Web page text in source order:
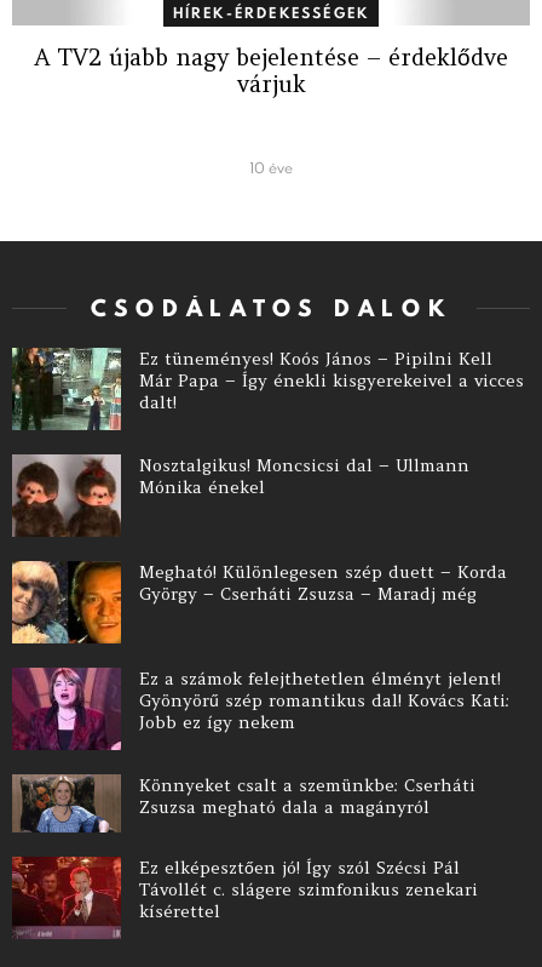
HÍREK-ÉRDEKESSÉGEK
A TV2 újabb nagy bejelentése – érdeklődve
várjuk
10 éve
CSODÁLATOS DALOK
Ez tüneményes! Koós János – Pipilni Kell
Már Papa – Így énekli kisgyerekeivel a vicces
dalt!
Nosztalgikus! Moncsicsi dal – Ullmann
Mónika énekel
Megható! Különlegesen szép duett – Korda
György – Cserháti Zsuzsa – Maradj még
Ez a számok felejthetetlen élményt jelent!
Gyönyörű szép romantikus dal! Kovács Kati:
Jobb ez így nekem
Könnyeket csalt a szemünkbe: Cserháti
Zsuzsa megható dala a magányról
Ez elképesztően jó! Így szól Szécsi Pál
Távollét c. slágere szimfonikus zenekari
kísérettel